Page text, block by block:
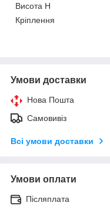
Висота H
Кріплення
Умови доставки
Нова Пошта
Самовивіз
Всі умови доставки
Умови оплати
Післяплата